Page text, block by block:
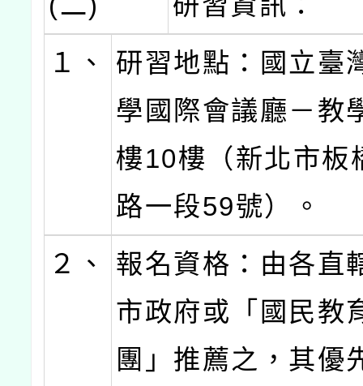
１、
研習地點：國立臺
學國際會議廳－教
樓10樓（新北市板
路一段59號）。
２、
報名資格：由各直
市政府或「國民教
團」推薦之，其優